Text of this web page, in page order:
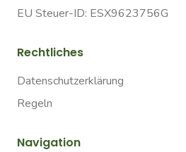
EU Steuer-ID: ESX9623756G
Rechtliches
Datenschutzerklärung
Regeln
Navigation